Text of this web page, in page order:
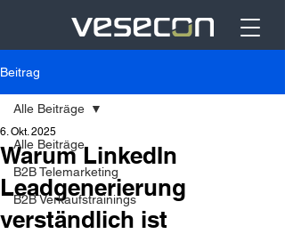
Beitrag
Alle Beiträge
B2B Telemarketing
B2B Verkaufstrainings
Alle Beiträge
Warum LinkedIn
Leadgenerierung
verständlich ist
6. Okt. 2025